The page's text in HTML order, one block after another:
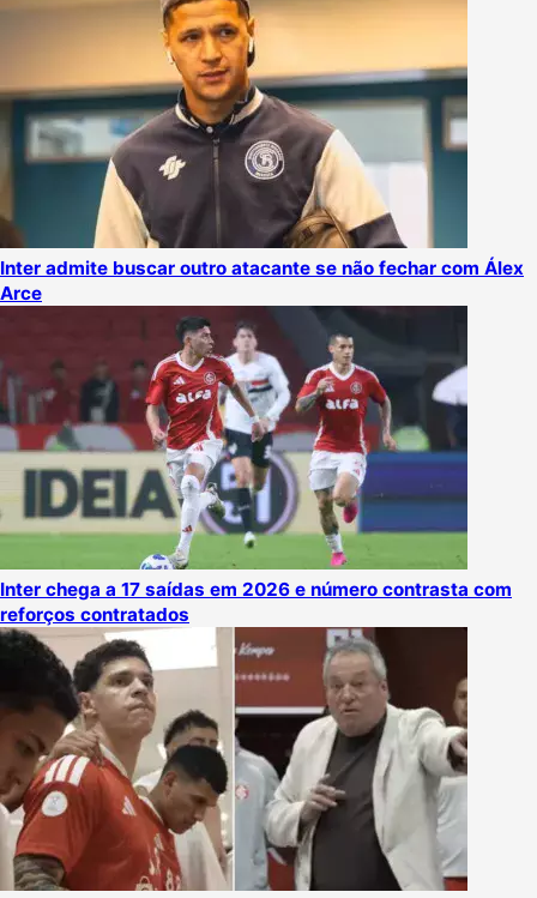
Inter admite buscar outro atacante se não fechar com Álex
Arce
Inter chega a 17 saídas em 2026 e número contrasta com
reforços contratados